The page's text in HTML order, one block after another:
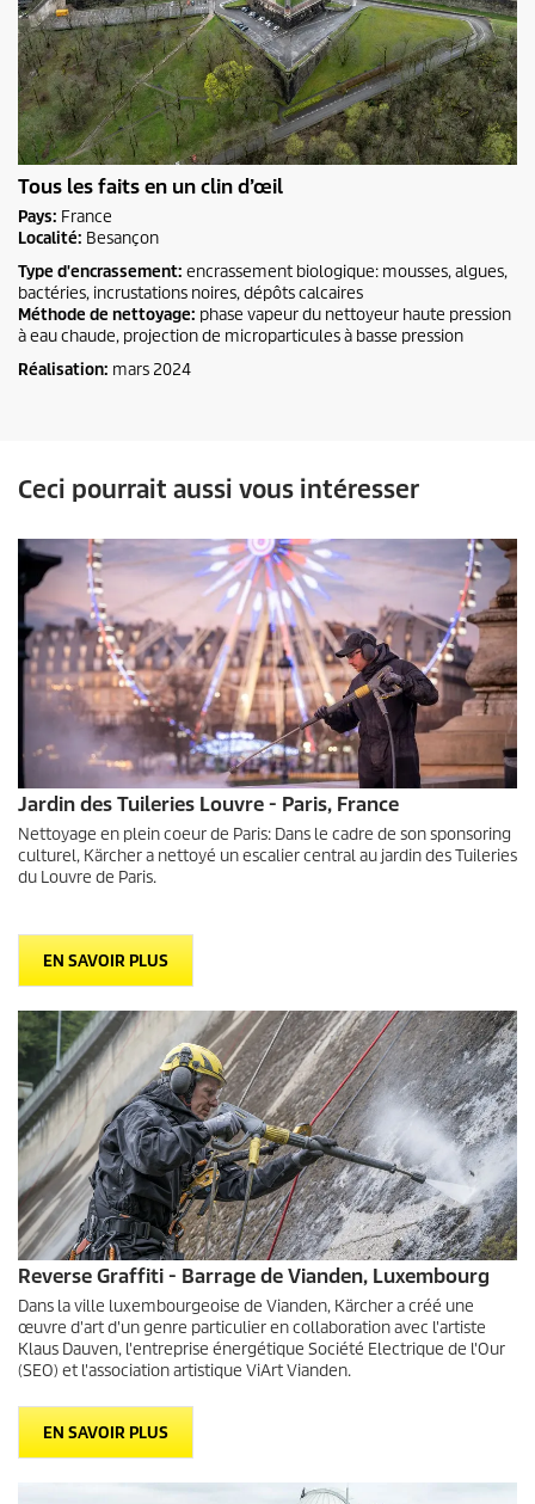
Tous les faits en un clin d’œil
Pays: France
Localité: Besançon
Type d'encrassement: encrassement biologique: mousses, algues,
bactéries, incrustations noires, dépôts calcaires
Méthode de nettoyage: phase vapeur du nettoyeur haute pression
à eau chaude, projection de microparticules à basse pression
Réalisation: mars 2024
Ceci pourrait aussi vous intéresser
Jardin des Tuileries Louvre - Paris, France
Nettoyage en plein coeur de Paris: Dans le cadre de son sponsoring
culturel, Kärcher a nettoyé un escalier central au jardin des Tuileries
du Louvre de Paris.
EN SAVOIR PLUS
Reverse Graffiti - Barrage de Vianden, Luxembourg
Dans la ville luxembourgeoise de Vianden, Kärcher a créé une
œuvre d'art d'un genre particulier en collaboration avec l'artiste
Klaus Dauven, l'entreprise énergétique Société Electrique de l'Our
(SEO) et l'association artistique ViArt Vianden.
EN SAVOIR PLUS